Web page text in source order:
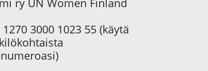
ry UN Women Finland
1270 3000 1023 55 (käytä